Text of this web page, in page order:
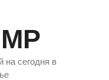
сегодня в